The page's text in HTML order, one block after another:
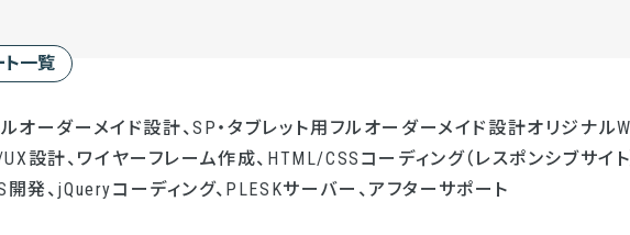
ト一覧
ルオーダーメイド設計、SP・タブレット用フルオーダーメイド設計オリジナル
設計、ワイヤーフレーム作成、HTML/CSSコーディング（レスポンシブサイト
開発、jQueryコーディング、PLESKサーバー、アフターサポート